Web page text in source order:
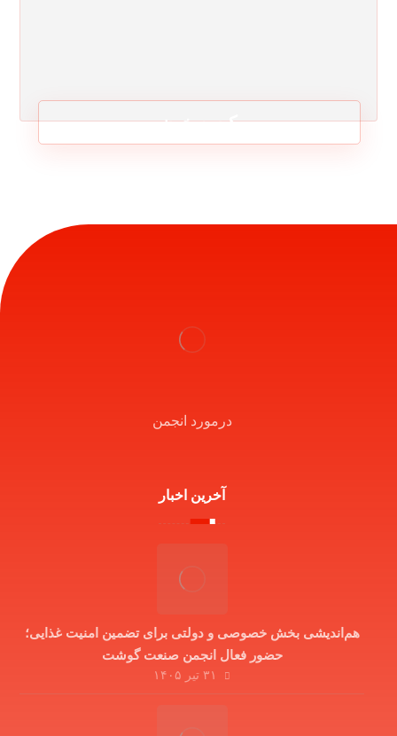
کیسه خون
درمورد انجمن
آخرین اخبار
هم‌اندیشی بخش خصوصی و دولتی برای تضمین امنیت غذایی؛
حضور فعال انجمن صنعت گوشت
۳۱ تیر ۱۴۰۵